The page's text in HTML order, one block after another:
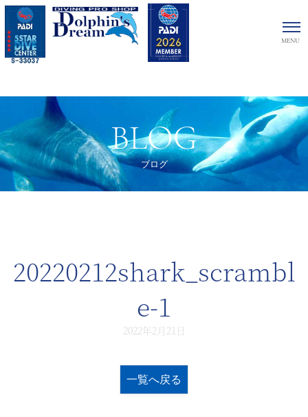
BLOG
ブログ
20220212shark_scrambl
e-1
2022年2月21日
一覧へ戻る